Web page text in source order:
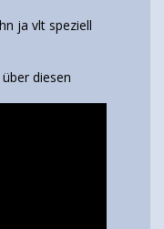
ja vlt speziell
diesen